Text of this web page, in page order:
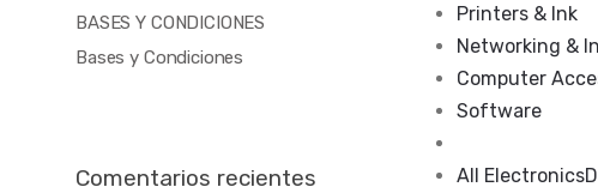
Printers & Ink
Networking &
Computer
Software
All Electronics
BASES Y CONDICIONES
Bases y Condiciones
Comentarios recientes